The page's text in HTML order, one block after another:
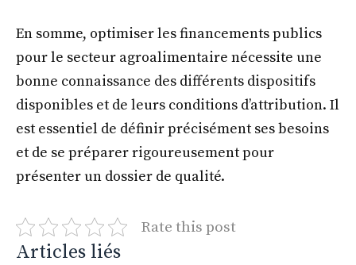
En somme, optimiser les financements publics
pour le secteur agroalimentaire nécessite une
bonne connaissance des différents dispositifs
disponibles et de leurs conditions d’attribution. Il
est essentiel de définir précisément ses besoins
et de se préparer rigoureusement pour
présenter un dossier de qualité.
Rate this post
Articles liés